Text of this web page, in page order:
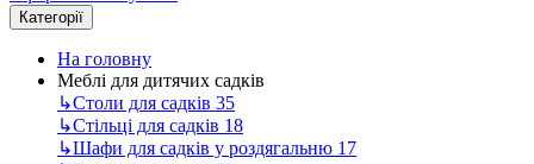
Категорії
На головну
Меблі для дитячих садків
↳Столи для садків 35
↳Стільці для садків 18
↳Шафи для садків у роздягальню 17